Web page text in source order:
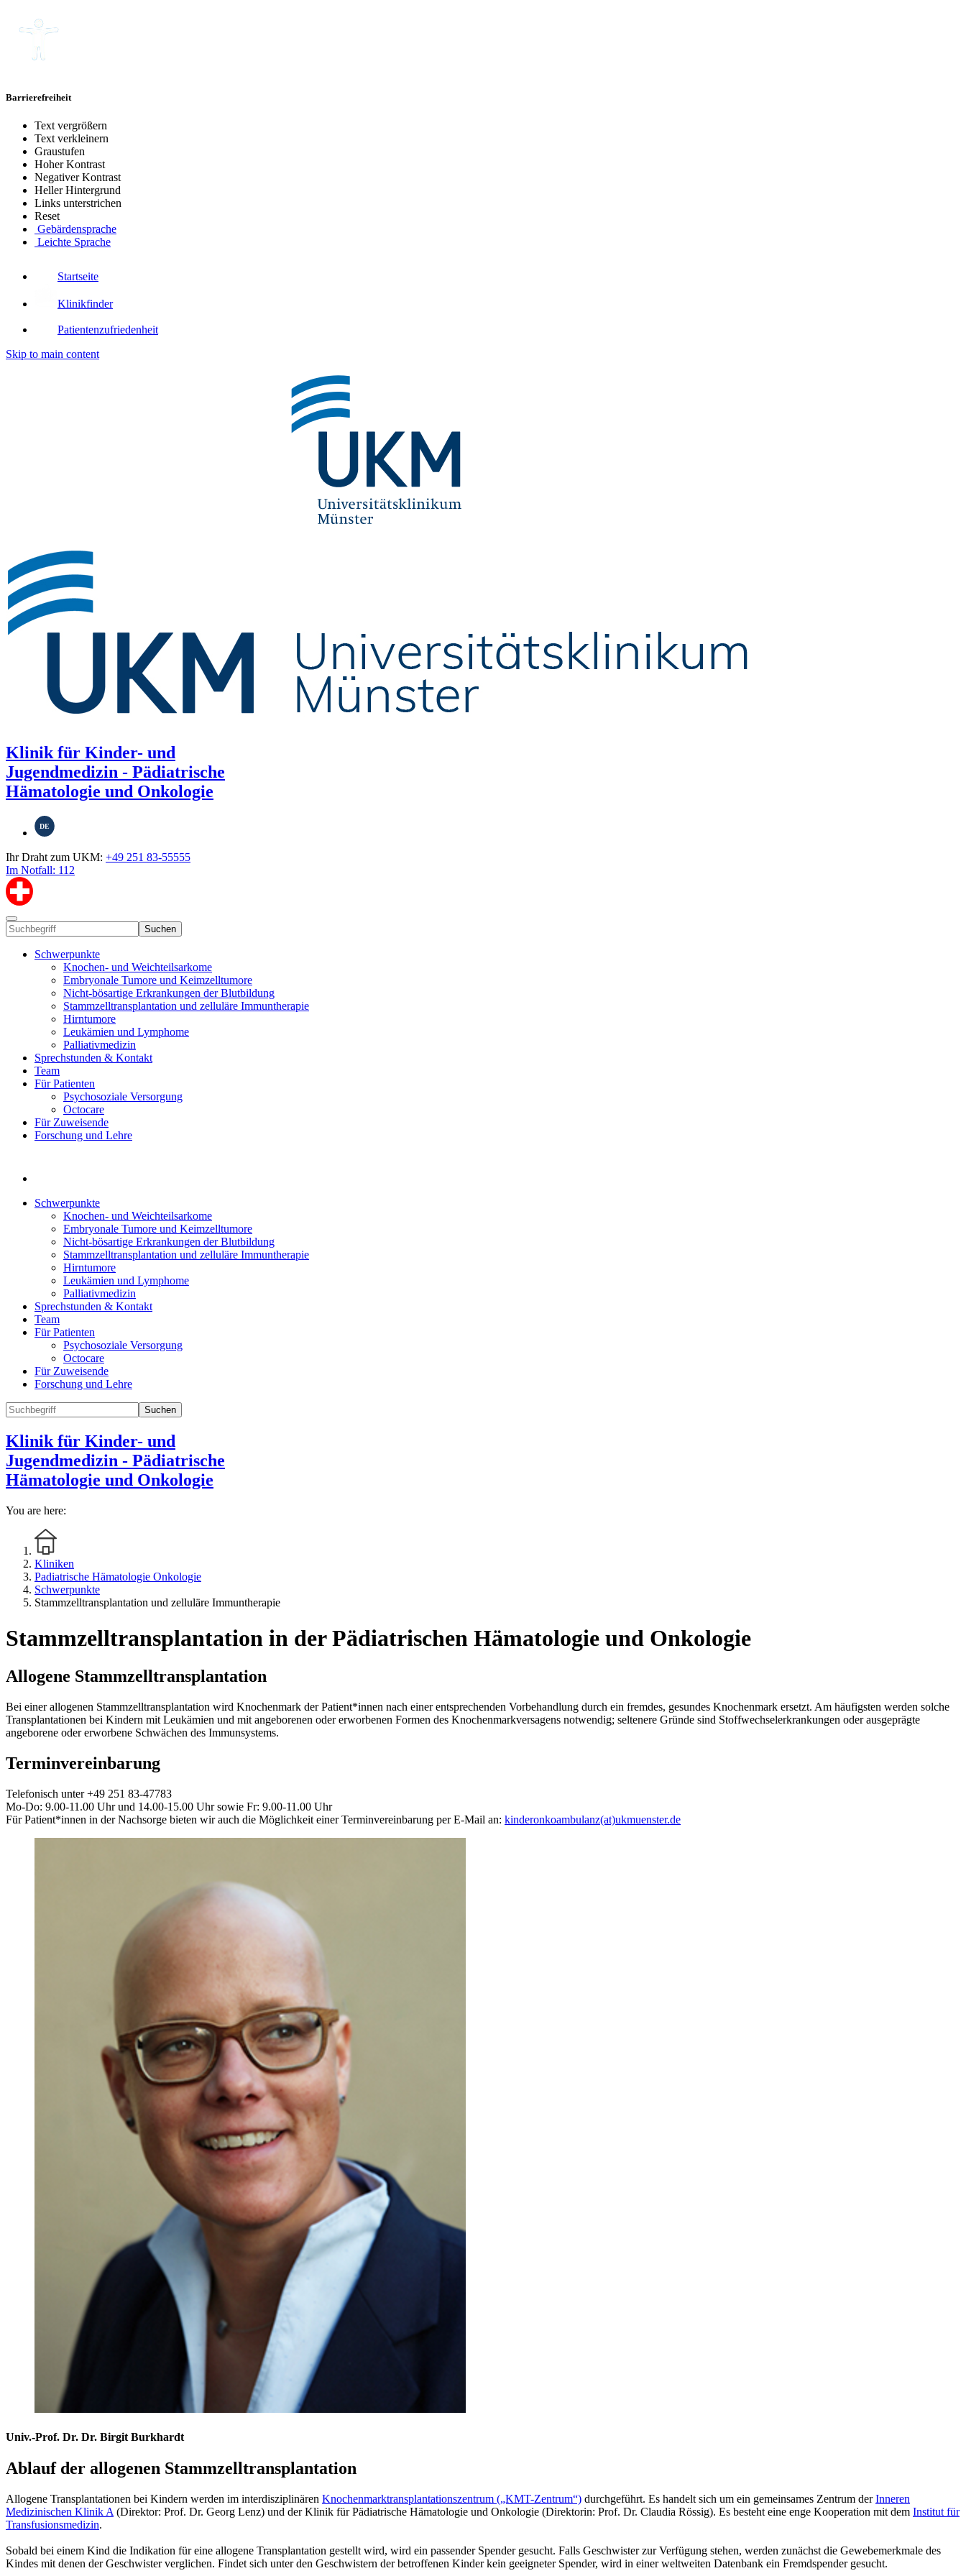
Barrierefreiheit
Text vergrößern
Text verkleinern
Graustufen
Hoher Kontrast
Negativer Kontrast
Heller Hintergrund
Links unterstrichen
Reset
Gebärdensprache
Leichte Sprache
Startseite
Klinikfinder
Patientenzufriedenheit
Skip to main content
Klinik für Kinder- und
Jugendmedizin - Pädiatrische
Hämatologie und Onkologie
DE
Ihr Draht zum UKM: +49 251 83-55555
Im Notfall: 112
Suchen
Schwerpunkte
Knochen- und Weichteilsarkome
Embryonale Tumore und Keimzelltumore
Nicht-bösartige Erkrankungen der Blutbildung
Stammzelltransplantation und zelluläre Immuntherapie
Hirntumore
Leukämien und Lymphome
Palliativmedizin
Sprechstunden & Kontakt
Team
Für Patienten
Psychosoziale Versorgung
Octocare
Für Zuweisende
Forschung und Lehre
Schwerpunkte
Knochen- und Weichteilsarkome
Embryonale Tumore und Keimzelltumore
Nicht-bösartige Erkrankungen der Blutbildung
Stammzelltransplantation und zelluläre Immuntherapie
Hirntumore
Leukämien und Lymphome
Palliativmedizin
Sprechstunden & Kontakt
Team
Für Patienten
Psychosoziale Versorgung
Octocare
Für Zuweisende
Forschung und Lehre
Suchen
Klinik für Kinder- und
Jugendmedizin - Pädiatrische
Hämatologie und Onkologie
You are here:
Kliniken
Padiatrische Hämatologie Onkologie
Schwerpunkte
Stammzelltransplantation und zelluläre Immuntherapie
Stammzelltransplantation in der Pädiatrischen Hämatologie und Onkologie
Allogene Stammzelltransplantation
Bei einer allogenen Stammzelltransplantation wird Knochenmark der Patient*innen nach einer entsprechenden Vorbehandlung durch ein fremdes, gesundes Knochenmark ersetzt. Am häufigsten werden solche
Transplantationen bei Kindern mit Leukämien und mit angeborenen oder erworbenen Formen des Knochenmarkversagens notwendig; seltenere Gründe sind Stoffwechselerkrankungen oder ausgeprägte
angeborene oder erworbene Schwächen des Immunsystems.
Terminvereinbarung
Telefonisch unter +49 251 83-47783
Mo-Do: 9.00-11.00 Uhr und 14.00-15.00 Uhr sowie Fr: 9.00-11.00 Uhr
Für Patient*innen in der Nachsorge bieten wir auch die Möglichkeit einer Terminvereinbarung per E-Mail an: kinderonkoambulanz(at)ukmuenster.de
Univ.-Prof. Dr. Dr. Birgit Burkhardt
Ablauf der allogenen Stammzelltransplantation
Allogene Transplantationen bei Kindern werden im interdisziplinären Knochenmarktransplantationszentrum („KMT-Zentrum“) durchgeführt. Es handelt sich um ein gemeinsames Zentrum derInneren
Medizinischen Klinik A (Direktor: Prof. Dr. Georg Lenz) und der Klinik für Pädiatrische Hämatologie und Onkologie (Direktorin: Prof. Dr. Claudia Rössig). Es besteht eine enge Kooperation mit dem Institut für
Transfusionsmedizin.
Sobald bei einem Kind die Indikation für eine allogene Transplantation gestellt wird, wird ein passender Spender gesucht. Falls Geschwister zur Verfügung stehen, werden zunächst die Gewebemerkmale des
Kindes mit denen der Geschwister verglichen. Findet sich unter den Geschwistern der betroffenen Kinder kein geeigneter Spender, wird in einer weltweiten Datenbank ein Fremdspender gesucht.